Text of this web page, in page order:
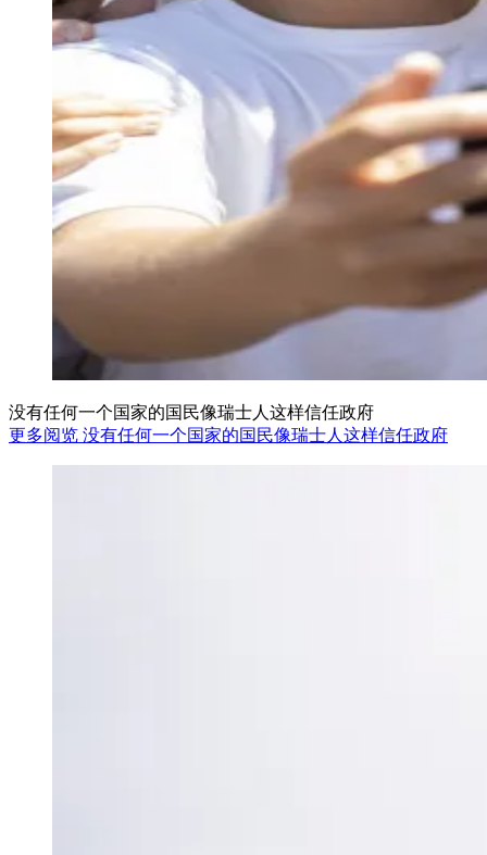
没有任何一个国家的国民像瑞士人这样信任政府
更多阅览 没有任何一个国家的国民像瑞士人这样信任政府